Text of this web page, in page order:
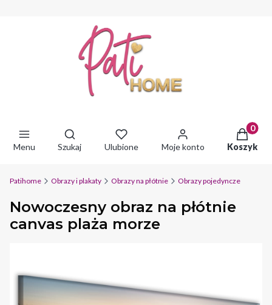
Menu
Otwórz wyszukiwarkę
Szukaj Ulubione Moje konto Koszyk
Patihome Obrazy i plakaty Obrazy na płótnie Obrazy pojedyncze
Nowoczesny obraz na płótnie
canvas plaża morze